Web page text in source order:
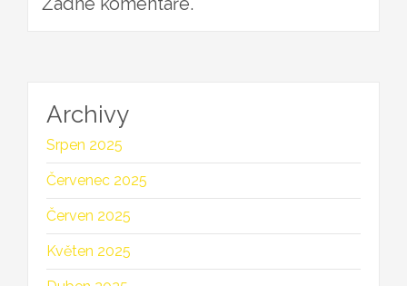
Archivy
Srpen 2025
Červenec 2025
Červen 2025
Květen 2025